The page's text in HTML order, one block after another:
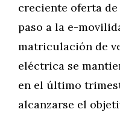
creciente oferta
paso a la e-
matriculación de
eléctrica se
en el último
alcanzarse el